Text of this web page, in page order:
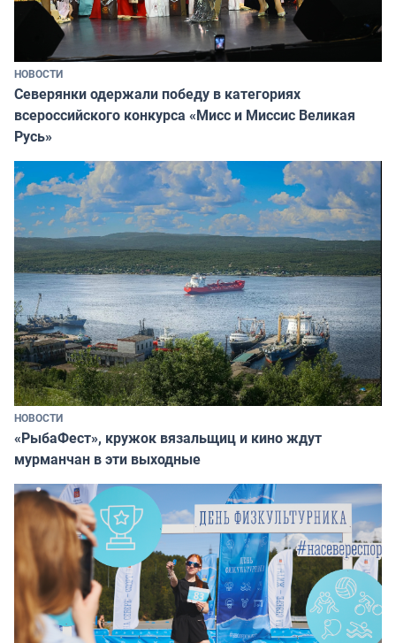
НОВОСТИ
Северянки одержали победу в категориях
всероссийского конкурса «Мисс и Миссис Великая
Русь»
НОВОСТИ
«РыбаФест», кружок вязальщиц и кино ждут
мурманчан в эти выходные